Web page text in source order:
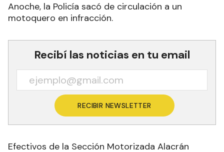
Anoche, la Policía sacó de circulación a un
motoquero en infracción.
Recibí las noticias en tu email
RECIBIR NEWSLETTER
Efectivos de la Sección Motorizada Alacrán